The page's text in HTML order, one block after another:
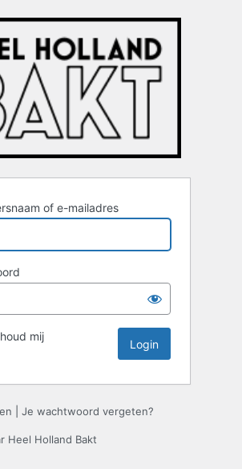
of e-mailadres
mij
Je wachtwoord vergeten?
Heel Holland Bakt